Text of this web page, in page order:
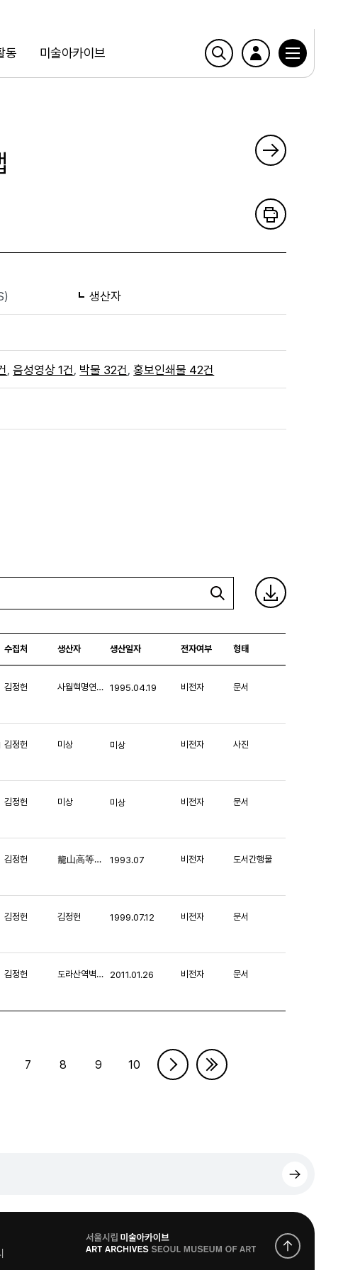
동 미술아카이브
생산자
,음성영상 1건 박물 32건 ,홍보인쇄물 42건
수집처 생산자 생산일자 전자여부 형태
김정헌 사월혁명연구소회원일동 1995.04.19 비전자 문서
김정헌 미상 미상 비전자 사진
김정헌 미상 미상 비전자 문서
김정헌 龍山高等學校 同窓會報(용산고등학교 동창회보) 1993.07 비전자 도서간행물
김정헌 김정헌 1999.07.12 비전자 문서
김정헌 도라산역벽화 원상회복과 예술저작권 수호를 위한 대책위원회 2011.01.26 비전자 문서
7 8 9 10
로
고